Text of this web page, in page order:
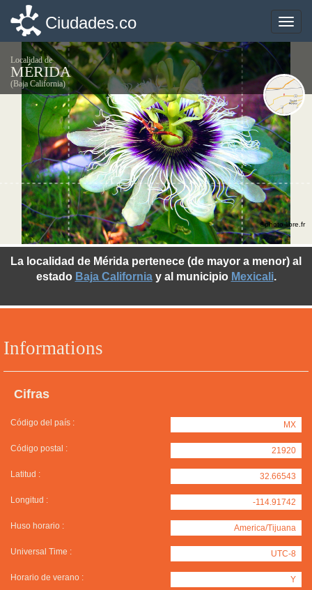
Toggle
Ciudades.co
Localidad de
MÉRIDA
(Baja California)
Informations
Cifras
Código del país : MX
Código postal : 21920
Latitud : 32.66543
Longitud : -114.91742
Huso horario : America/Tijuana
Universal Time : UTC-8
Horario de verano : Y
La localidad de Mérida pertenece (de mayor a menor) al
estado Baja Californiay al municipio Mexicali.
©photo-libre.fr
Toggle
Ciudades.co